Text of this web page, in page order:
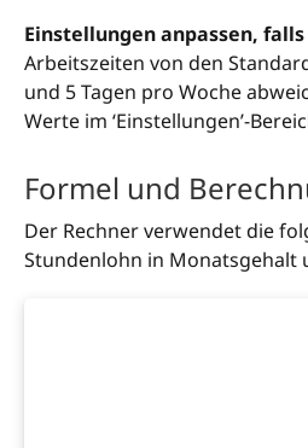
Einstellungen anpassen,
Arbeitszeiten von den
und 5 Tagen pro Woche
Werte im ‘Einstellungen’-
Formel und
Der Rechner verwendet die
Stundenlohn in Monatsgehalt